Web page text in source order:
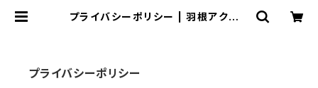
プライバシーポリシー | 羽根アクセと
プライバシーポリシー